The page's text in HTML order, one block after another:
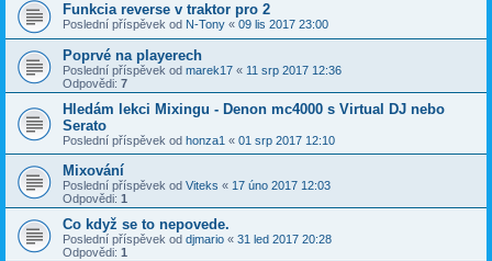
Funkcia reverse v traktor pro 2
Poslední příspěvek od N-Tony « 09 lis 2017 23:00
Poprvé na playerech
Poslední příspěvek od marek17 « 11 srp 2017 12:36
Odpovědi: 7
Hledám lekci Mixingu - Denon mc4000 s Virtual DJ nebo
Serato
Poslední příspěvek od honza1 « 01 srp 2017 12:10
Mixování
Poslední příspěvek od Viteks « 17 úno 2017 12:03
Odpovědi: 1
Co když se to nepovede.
Poslední příspěvek od djmario « 31 led 2017 20:28
Odpovědi: 1